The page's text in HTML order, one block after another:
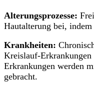
Alterungsprozesse:
Hautalterung bei,
Krankheiten:
Kreislauf-Erkrankungen
Erkrankungen werden
gebracht.